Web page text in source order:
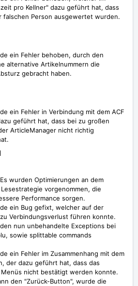
pro Kellner" dazu geführt hat, dass
falschen Person ausgewertet wurden.
ein Fehler behoben, durch den
alternative Artikelnummern die
gebracht haben.
ein Fehler in Verbindung mit dem ACF
geführt hat, dass bei zu großen
ArticleManager nicht richtig
wurden Optimierungen an dem
vorgenommen, die
Performance sorgen.
ein Bug gefixt, welcher auf der
Verbindungsverlust führen konnte.
nun unbehandelte Exceptions bei
sowie splittable commands
ein Fehler im Zusammenhang mit dem
der dazu geführt hat, dass das
Menüs nicht bestätigt werden konnte.
den "Zurück-Button", wurde die